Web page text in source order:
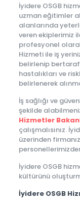
İyidere OSGB
uzman eğitimler
alanlarında
veren ekiplerimiz
profesyonel
Hizmeti ile iş
belirlenip
hastalıkları ve
belirlenerek
İş sağlığı ve
şekilde
Hizmetler
çalışmalısınız.
üzerinden
İyidere OSGB
kültürünü
İyidere OSGB